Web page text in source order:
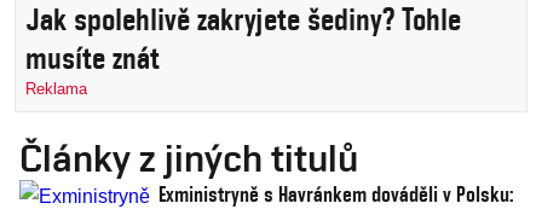
Jak spolehlivě zakryjete šediny? Tohle
musíte znát
Reklama
Články z jiných titulů
Exministryně s Havránkem dováděli v Polsku: